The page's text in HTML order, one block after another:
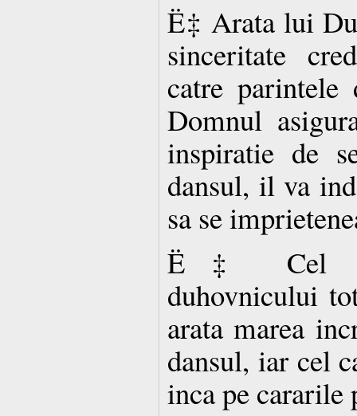
Ë‡ Arata lui
sinceritate
catre parintele
Domnul
inspiratie de
dansul, il va
sa se
Ë‡ Cel
duhovnicului
arata marea
dansul, iar cel
inca pe cararile